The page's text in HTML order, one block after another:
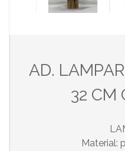
AD.
32 CM
Material: